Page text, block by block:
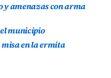
y amenazas con arma
municipio
misa en la ermita